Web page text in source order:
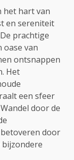
het hart van
en sereniteit
prachtige
oase van
ontsnappen
Het
een sfeer
door de
door
bijzondere